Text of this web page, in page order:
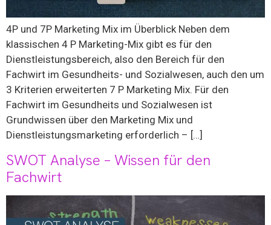
4P und 7P Marketing Mix im Überblick Neben dem
klassischen 4 P Marketing-Mix gibt es für den
Dienstleistungsbereich, also den Bereich für den
Fachwirt im Gesundheits- und Sozialwesen, auch den um
3 Kriterien erweiterten 7 P Marketing Mix. Für den
Fachwirt im Gesundheits und Sozialwesen ist
Grundwissen über den Marketing Mix und
Dienstleistungsmarketing erforderlich – […]
SWOT Analyse – Wissen für den
Fachwirt